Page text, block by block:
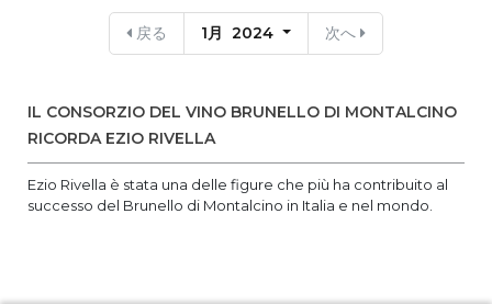
戻る 1月 2024 次へ
IL CONSORZIO DEL VINO BRUNELLO DI MONTALCINO
RICORDA EZIO RIVELLA
Ezio Rivella è stata una delle figure che più ha contribuito al
successo del Brunello di Montalcino in Italia e nel mondo.